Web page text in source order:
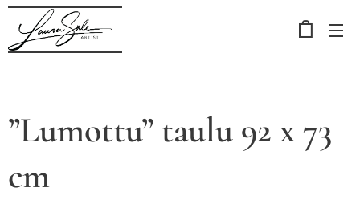
”Lumottu” taulu 92 x 73
cm